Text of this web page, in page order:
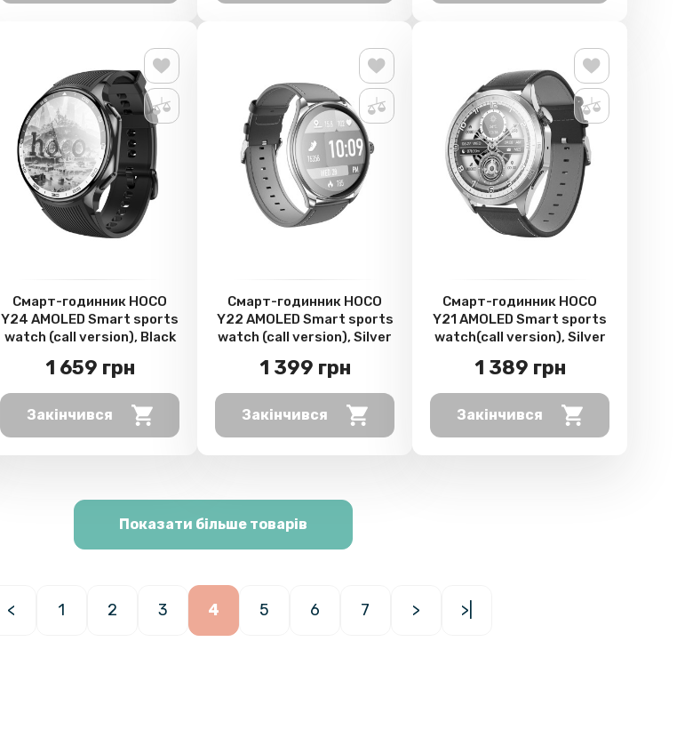
Смарт-годинник HOCO
Y24 AMOLED Smart sports
watch (call version), Black
1 659 грн
Закінчився
Смарт-годинник HOCO
Y22 AMOLED Smart sports
watch (call version), Silver
1 399 грн
Закінчився
Смарт-годинник HOCO
Y21 AMOLED Smart sports
watch(call version), Silver
1 389 грн
Закінчився
Показати більше товарів
< 1 2 3 4 5 6 7 > >|